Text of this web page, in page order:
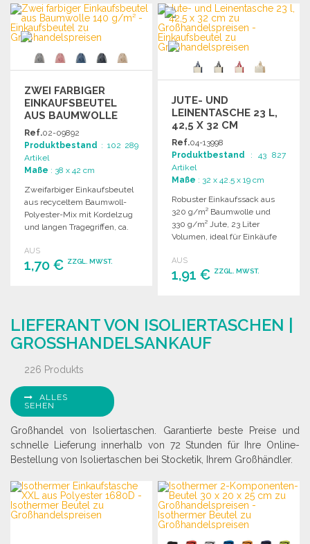
BESTELLEN
Angebot anfordern
Angebot anfordern
ZWEI FARBIGER
EINKAUFSBEUTEL
AUS BAUMWOLLE
140 G/M²
Ref.02-09892
Produktbestand : 102 289
Artikel
Maße : 38 x 42 cm
Zweifarbiger Einkaufsbeutel
aus recyceltem Baumwoll-
Polyester-Mix mit Kordelzug
und langen Tragegriffen, ca.
AUS
1,70 € ZZGL. MWST.
JUTE- UND
LEINENTASCHE 23 L,
42,5 X 32 CM
Ref.04-13998
Produktbestand : 43 827
Artikel
Maße : 32 x 42.5 x 19 cm
Robuster Einkaufssack aus
320 g/m² Baumwolle und
330 g/m² Jute, 23 Liter
Volumen, ideal für Einkäufe
AUS
1,91 € ZZGL. MWST.
Angebot anfordern
LIEFERANT VON ISOLIERTASCHEN |
GROSSHANDELSANKAUF
226 Produkts
ALLES
SEHEN
Großhandel von Isoliertaschen. Garantierte beste Preise und
schnelle Lieferung innerhalb von 72 Stunden für Ihre Online-
Bestellung von Isoliertaschen bei Stocketik, Ihrem Großhändler.